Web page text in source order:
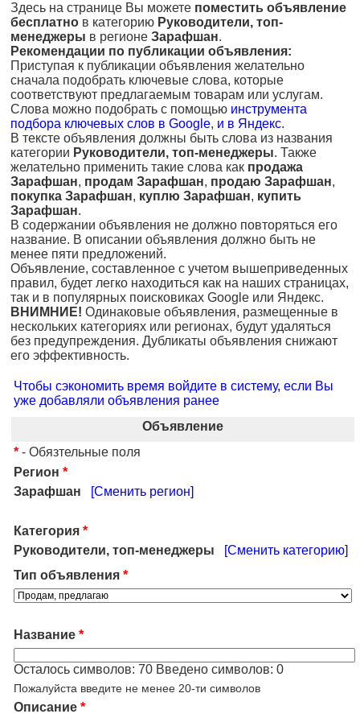
Здесь на странице Вы можете поместить объявление
бесплатно в категорию Руководители, топ-
менеджеры в регионе Зарафшан.
Рекомендации по публикации объявления:
Приступая к публикации объявления желательно
сначала подобрать ключевые слова, которые
соответствуют предлагаемым товарам или услугам.
Слова можно подобрать с помощью инструмента
подбора ключевых слов в Google, и в Яндекс.
В тексте объявления должны быть слова из названия
категории Руководители, топ-менеджеры. Также
желательно применить такие слова как продажа
Зарафшан, продам Зарафшан, продаю Зарафшан,
покупка Зарафшан, куплю Зарафшан, купить
Зарафшан.
В содержании объявления не должно повторяться его
название. В описании объявления должно быть не
менее пяти предложений.
Объявление, составленное с учетом вышеприведенных
правил, будет легко находиться как на наших страницах,
так и в популярных поисковиках Google или Яндекс.
ВНИМНИЕ! Одинаковые объявления, размещенные в
нескольких категориях или регионах, будут удаляться
без предупреждения. Дубликаты объявления снижают
его эффективность.
Чтобы сэкономить время войдите в систему, если Вы
уже добавляли объявления ранее
Объявление
* - Обязтельные поля
Регион *
Зарафшан
[Сменить регион]
Категория *
Руководители, топ-менеджеры
[Сменить категорию]
Тип объявления *
Название *
Осталось символов: 70 Введено символов: 0
Пожалуйста введите не менее 20-ти символов
Описание *